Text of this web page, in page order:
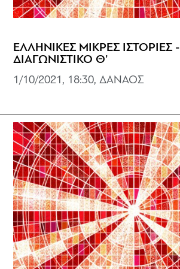
ΕΛΛΗΝΙΚΕΣ ΜΙΚΡΕΣ ΙΣΤΟΡΙΕΣ -
ΔΙΑΓΩΝΙΣΤΙΚΟ Θ’
1/10/2021, 18:30, ΔΑΝΑΟΣ